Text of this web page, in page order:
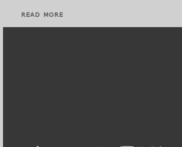
READ MORE